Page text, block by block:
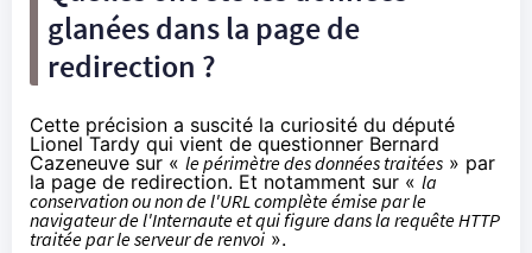
glanées dans la page de
redirection ?
Cette précision a suscité la curiosité du député
Lionel Tardy qui vient de questionner Bernard
Cazeneuvesur « le périmètre des données traitées » par
la page de redirection. Et notamment sur « la
conservation ou non de l'URL complète émise par le
navigateur de l'Internaute et qui figure dans la requête HTTP
traitée par le serveur de renvoi ».